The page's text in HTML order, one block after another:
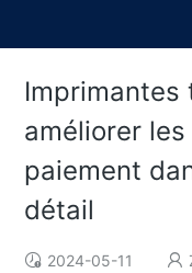
Imprimantes
améliorer
paiement
détail
2024-05-11